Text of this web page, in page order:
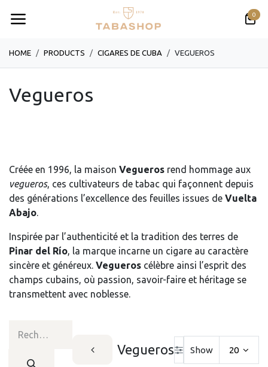
0
HOME PRODUCTS CIGARES DE CUBA VEGUEROS
Vegueros
Créée en 1996, la maison Vegueros rend hommage aux
vegueros, ces cultivateurs de tabac qui façonnent depuis
des générations l’excellence des feuilles issues de Vuelta
Abajo.
Inspirée par l’authenticité et la tradition des terres de
Pinar del Río, la marque incarne un cigare au caractère
sincère et généreux. Vegueros célèbre ainsi l’esprit des
champs cubains, où passion, savoir-faire et héritage se
transmettent avec noblesse.
Vegueros Show 20